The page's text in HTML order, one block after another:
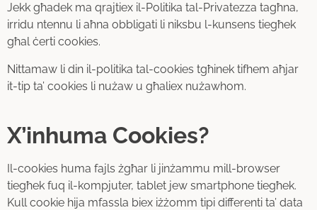
Jekk għadek ma qrajtiex il-Politika tal-Privatezza tagħna,
irridu ntennu li aħna obbligati li niksbu l-kunsens tiegħek
għal ċerti cookies.
Nittamaw li din il-politika tal-cookies tgħinek tifhem aħjar
it-tip ta’ cookies li nużaw u għaliex nużawhom.
X’inhuma Cookies?
Il-cookies huma fajls żgħar li jinżammu mill-browser
tiegħek fuq il-kompjuter, tablet jew smartphone tiegħek.
Kull cookie hija mfassla biex iżżomm tipi differenti ta’ data